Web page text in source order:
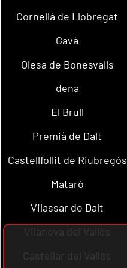
Cornellà de Llobregat
Gavà
Olesa de Bonesvalls
dena
El Brull
Premià de Dalt
Castellfollit de Riubregós
Mataró
Vilassar de Dalt
Vilanova del Vallès
Castellar del Vallès